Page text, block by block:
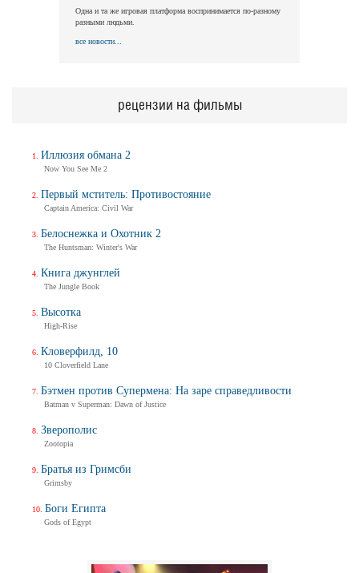
Одна и та же игровая платформа воспринимается по-разному
разными людьми.
все новости...
рецензии на фильмы
Иллюзия обмана 2
Now You See Me 2
Первый мститель: Противостояние
Captain America: Civil War
Белоснежка и Охотник 2
The Huntsman: Winter's War
Книга джунглей
The Jungle Book
Высотка
High-Rise
Кловерфилд, 10
10 Cloverfield Lane
Бэтмен против Супермена: На заре справедливости
Batman v Superman: Dawn of Justice
Зверополис
Zootopia
Братья из Гримсби
Grimsby
Боги Египта
Gods of Egypt